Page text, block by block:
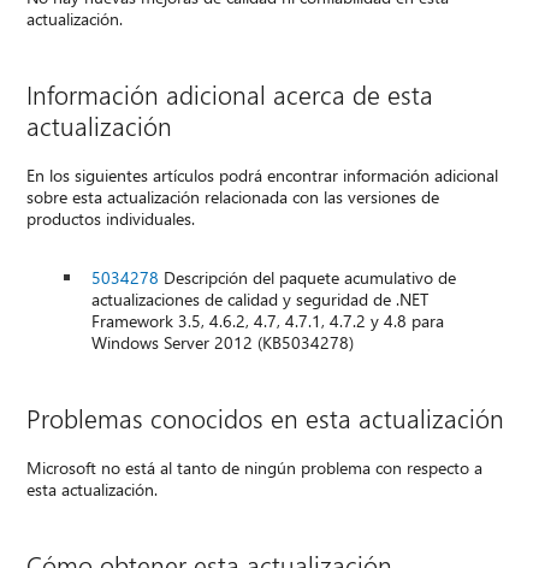
actualización.
Información adicional acerca de esta
actualización
En los siguientes artículos podrá encontrar información adicional
sobre esta actualización relacionada con las versiones de
productos individuales.
5034278 Descripción del paquete acumulativo de
actualizaciones de calidad y seguridad de .NET
Framework 3.5, 4.6.2, 4.7, 4.7.1, 4.7.2 y 4.8 para
Windows Server 2012 (KB5034278)
Problemas conocidos en esta actualización
Microsoft no está al tanto de ningún problema con respecto a
esta actualización.